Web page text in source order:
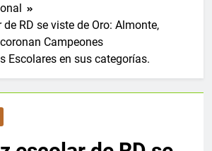
RD se viste de Oro: Almonte,
Campeones
Escolares en sus categorías.